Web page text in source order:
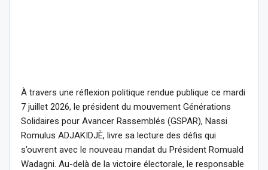
À travers une réflexion politique rendue publique ce mardi
7 juillet 2026, le président du mouvement Générations
Solidaires pour Avancer Rassemblés (GSPAR), Nassi
Romulus ADJAKIDJÈ, livre sa lecture des défis qui
s’ouvrent avec le nouveau mandat du Président Romuald
Wadagni. Au-delà de la victoire électorale, le responsable